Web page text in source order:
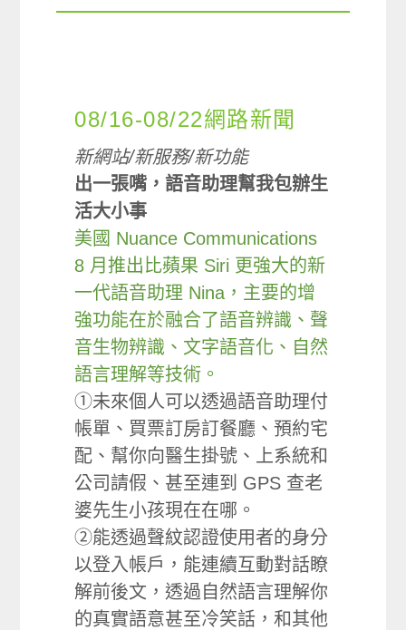
08/16-08/22網路新聞
新網站/新服務/新功能
出一張嘴，語音助理幫我包辦生
活大小事
美國 Nuance Communications
8 月推出比蘋果 Siri 更強大的新
一代語音助理 Nina，主要的增
強功能在於融合了語音辨識、聲
音生物辨識、文字語音化、自然
語言理解等技術。
①未來個人可以透過語音助理付
帳單、買票訂房訂餐廳、預約宅
配、幫你向醫生掛號、上系統和
公司請假、甚至連到 GPS 查老
婆先生小孩現在在哪。
②能透過聲紋認證使用者的身分
以登入帳戶，能連續互動對話瞭
解前後文，透過自然語言理解你
的真實語意甚至冷笑話，和其他